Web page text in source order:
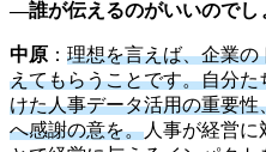
―誰が伝えるのがいいのでし
中原 ： 理想を言えば、企業
えてもらうことです。自分
けた人事データ活用の重要
へ感謝の意を。人事が経営に